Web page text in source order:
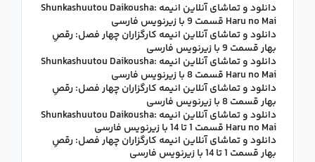
دانلود و تماشای آنلاین انیمه Shunkashuutou Daikousha:
Haru no Mai قسمت 9 با زیرنویس فارسی
دانلود و تماشای آنلاین انیمه کارگزاران چهار فصل: رقصِ
بهار قسمت 9 با زیرنویس فارسی
دانلود و تماشای آنلاین انیمه Shunkashuutou Daikousha:
Haru no Mai قسمت 8 با زیرنویس فارسی
دانلود و تماشای آنلاین انیمه کارگزاران چهار فصل: رقصِ
بهار قسمت 8 با زیرنویس فارسی
دانلود و تماشای آنلاین انیمه Shunkashuutou Daikousha:
Haru no Mai قسمت 1 تا 14 با زیرنویس فارسی
دانلود و تماشای آنلاین انیمه کارگزاران چهار فصل: رقصِ
بهار قسمت 1 تا 14 با زیرنویس فارسی